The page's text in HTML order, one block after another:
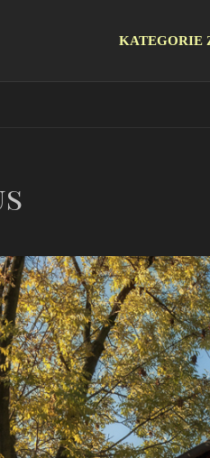
KATEGORIE